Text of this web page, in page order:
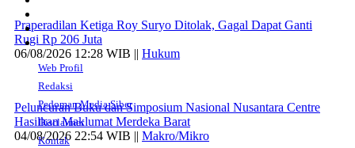
Praperadilan Ketiga Roy Suryo Ditolak, Gagal Dapat Ganti
Rugi Rp 206 Juta
06/08/2026 12:28 WIB || Hukum
Peluncuran Buku dan Simposium Nasional Nusantara Centre
Hasilkan Maklumat Merdeka Barat
04/08/2026 22:54 WIB || Makro/Mikro
Web Profil
Redaksi
Pedoman Media Siber
Disclaimer
Kontak